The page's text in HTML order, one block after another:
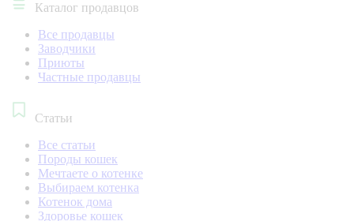
Каталог продавцов
Все продавцы
Заводчики
Приюты
Частные продавцы
Статьи
Все статьи
Породы кошек
Мечтаете о котенке
Выбираем котенка
Котенок дома
Здоровье кошек